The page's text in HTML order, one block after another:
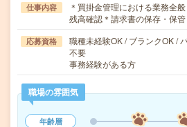
仕事内容
＊買掛金管理における業務全
残高確認＊請求書の保存・保
応募資格
職種未経験OK / ブランクOK /
不要
事務経験がある方
職場の雰囲気
年齢層